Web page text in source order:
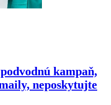
kampaň,
neposkytujte